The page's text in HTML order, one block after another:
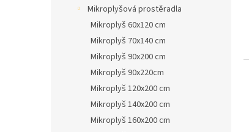
Mikroplyšová prostěradla
Mikroplyš 60x120 cm
Mikroplyš 70x140 cm
Mikroplyš 90x200 cm
Mikroplyš 90x220cm
Mikroplyš 120x200 cm
Mikroplyš 140x200 cm
Mikroplyš 160x200 cm